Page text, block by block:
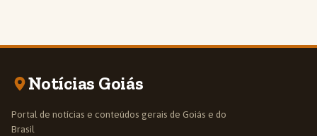
Notícias Goiás
Portal de notícias e conteúdos gerais de Goiás e do
Brasil